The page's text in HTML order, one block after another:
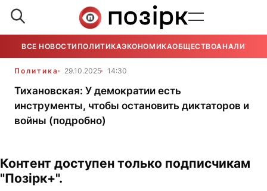
ВСЕ НОВОСТИ ПОЛИТИКАЭКОНОМИКАОБЩЕСТВОАНАЛИТИКА
Политика 29.10.2025 14:30
Тихановская: У демократии есть
инструменты, чтобы остановить диктаторов и
войны (подробно)
Контент доступен только подписчикам
"Позірк+".